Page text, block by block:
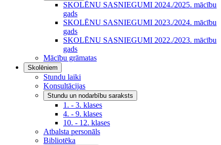
SKOLĒNU SASNIEGUMI 2024./2025. mācību
gads
SKOLĒNU SASNIEGUMI 2023./2024. mācību
gads
SKOLĒNU SASNIEGUMI 2022./2023. mācību
gads
Mācību grāmatas
Skolēniem
Stundu laiki
Konsultācijas
Stundu un nodarbību saraksts
1. - 3. klases
4. - 9. klases
10. - 12. klases
Atbalsta personāls
Bibliotēka